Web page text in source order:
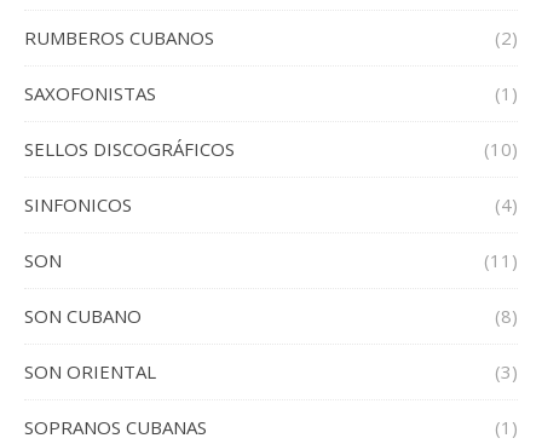
RUMBEROS CUBANOS (2)
SAXOFONISTAS (1)
SELLOS DISCOGRÁFICOS (10)
SINFONICOS (4)
SON (11)
SON CUBANO (8)
SON ORIENTAL (3)
SOPRANOS CUBANAS (1)